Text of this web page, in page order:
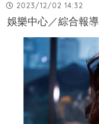
2023/12/02 14:32
娛樂中心／綜合報導